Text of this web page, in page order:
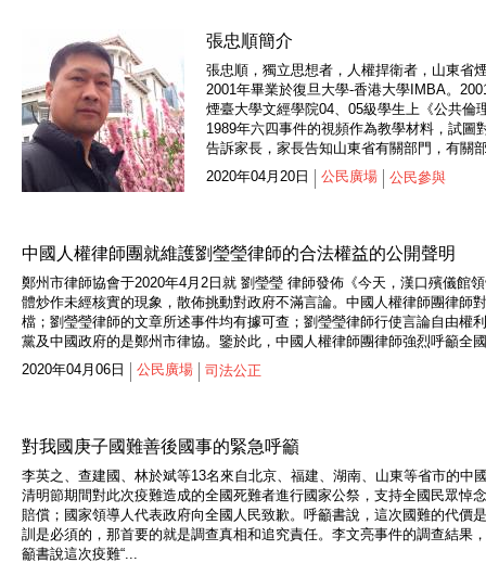
張忠順簡介
張忠順，獨立思想者，人權捍衛者，山東省
2001年畢業於復旦大學-香港大學IMBA。
煙臺大學文經學院04、05級學生上《公共倫
1989年六四事件的視頻作為教學材料，試
告訴家長，家長告知山東省有關部門，有關
2020年04月20日
公民廣場 公民參與
中國人權律師團就維護劉瑩瑩律師的合法權益的公開聲明
鄭州市律師協會于2020年4月2日就 劉瑩瑩 律師發佈《今天，漢口殯儀館
體炒作未經核實的現象，散佈挑動對政府不滿言論。中國人權律師團律
檔；劉瑩瑩律師的文章所述事件均有據可查；劉瑩瑩律師行使言論自由
黨及中國政府的是鄭州市律協。鑒於此，中國人權律師團律師強烈呼籲
2020年04月06日
公民廣場 司法公正
對我國庚子國難善後國事的緊急呼籲
李英之、查建國、林於斌等13名來自北京、福建、湖南、山東等省市的
清明節期間對此次疫難造成的全國死難者進行國家公祭，支持全國民眾
賠償；國家領導人代表政府向全國人民致歉。呼籲書說，這次國難的代
訓是必須的，那首要的就是調查真相和追究責任。李文亮事件的調查結
籲書說這次疫難“...